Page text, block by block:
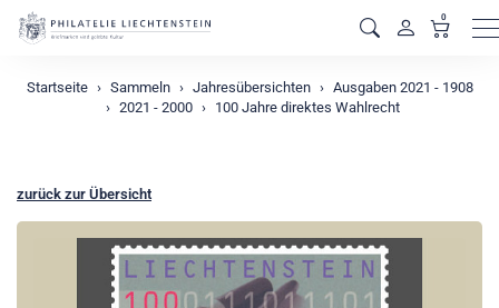
0
Startseite Sammeln Jahresübersichten
Ausgaben 2021 - 1908
2021 - 2000
100 Jahre direktes Wahlrecht
zurück zur Übersicht